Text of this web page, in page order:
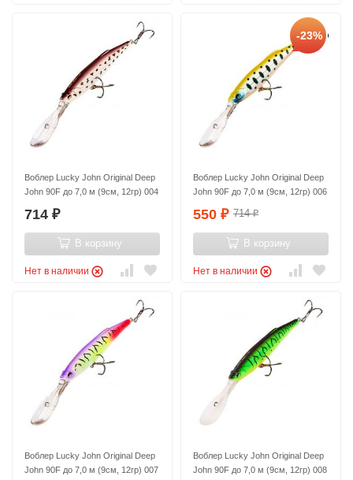
Воблер Lucky John Original Deep
John 90F до 7,0 м (9см, 12гр) 004
714 ₽
В корзину
Нет в наличии
-23%
Воблер Lucky John Original Deep
John 90F до 7,0 м (9см, 12гр) 006
550 ₽ 714₽
В корзину
Нет в наличии
Воблер Lucky John Original Deep
John 90F до 7,0 м (9см, 12гр) 007
Воблер Lucky John Original Deep
John 90F до 7,0 м (9см, 12гр) 008